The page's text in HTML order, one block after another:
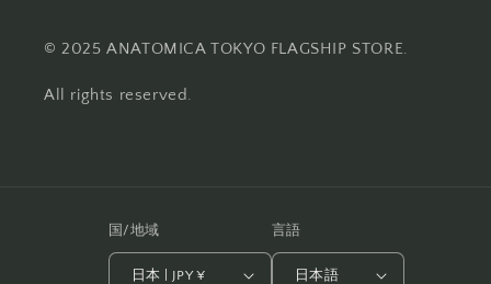
© 2025 ANATOMICA TOKYO FLAGSHIP STORE.
All rights reserved.
国/地域
日本 | JPY ¥
言語
日本語